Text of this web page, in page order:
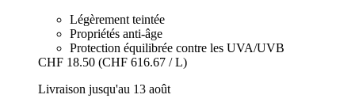
Légèrement teintée
Propriétés anti-âge
Protection équilibrée contre les UVA/UVB
CHF 18.50 (CHF 616.67 / L)
Livraison jusqu'au 13 août